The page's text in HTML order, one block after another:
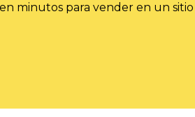
minutos para vender en un sitio